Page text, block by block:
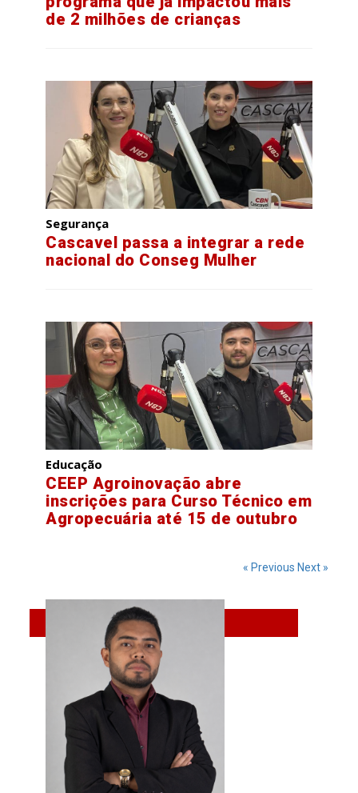
de 2 milhões de crianças
Segurança
Cascavel passa a integrar a rede
nacional do Conseg Mulher
Educação
CEEP Agroinovação abre
inscrições para Curso Técnico em
Agropecuária até 15 de outubro
« Previous Next »